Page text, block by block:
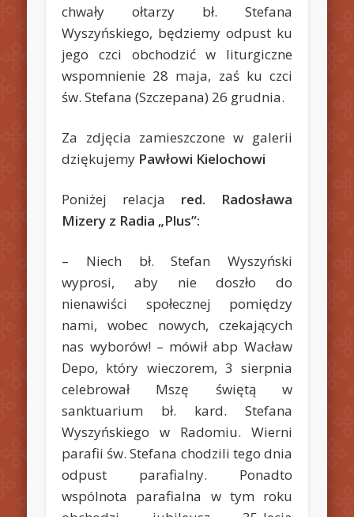
chwały ołtarzy bł. Stefana
Wyszyńskiego, będziemy odpust ku
jego czci obchodzić w liturgiczne
wspomnienie 28 maja, zaś ku czci
św. Stefana (Szczepana) 26 grudnia.
Za zdjęcia zamieszczone w galerii
dziękujemy Pawłowi Kielochowi
Poniżej relacja red. Radosława
Mizery z Radia „Plus”:
– Niech bł. Stefan Wyszyński
wyprosi, aby nie doszło do
nienawiści społecznej pomiędzy
nami, wobec nowych, czekających
nas wyborów! – mówił abp Wacław
Depo, który wieczorem, 3 sierpnia
celebrował Mszę świętą w
sanktuarium bł. kard. Stefana
Wyszyńskiego w Radomiu. Wierni
parafii św. Stefana chodzili tego dnia
odpust parafialny. Ponadto
wspólnota parafialna w tym roku